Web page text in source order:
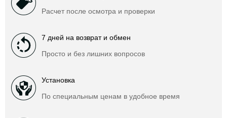
Расчет после осмотра и проверки
7 дней на возврат и обмен
Просто и без лишних вопросов
Установка
По специальным ценам в удобное время